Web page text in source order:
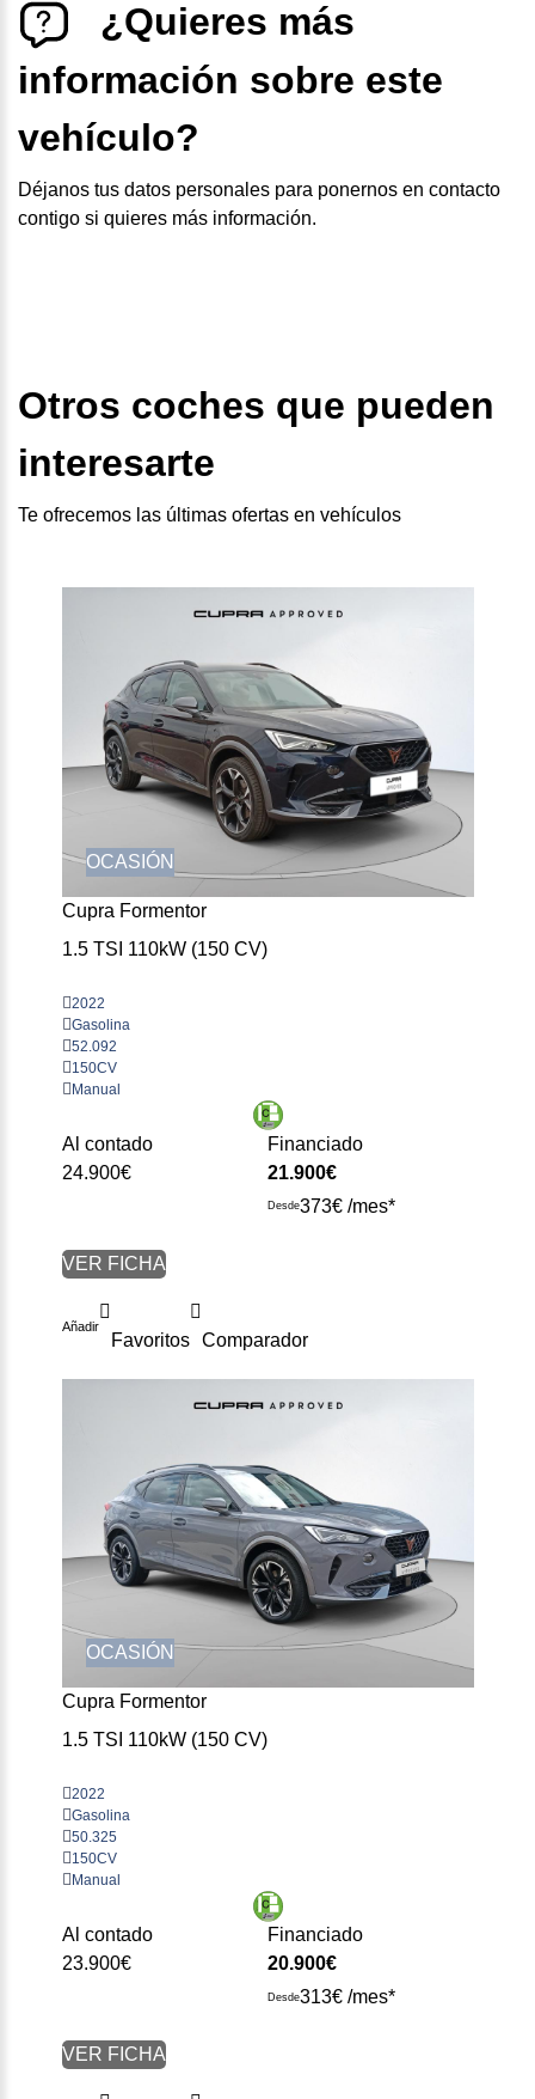
¿Quieres más
información sobre este
vehículo?
Déjanos tus datos personales para ponernos en contacto
contigo si quieres más información.
Otros coches que pueden
interesarte
Te ofrecemos las últimas ofertas en vehículos
OCASIÓN
Cupra Formentor
1.5 TSI 110kW (150 CV)
2022
Gasolina
52.092
150CV
Manual
Al contado
24.900€
Financiado
21.900€
Desde373€ /mes*
VER FICHA
Añadir
Favoritos Comparador
OCASIÓN
Cupra Formentor
1.5 TSI 110kW (150 CV)
2022
Gasolina
50.325
150CV
Manual
Al contado
23.900€
Financiado
20.900€
Desde313€ /mes*
VER FICHA